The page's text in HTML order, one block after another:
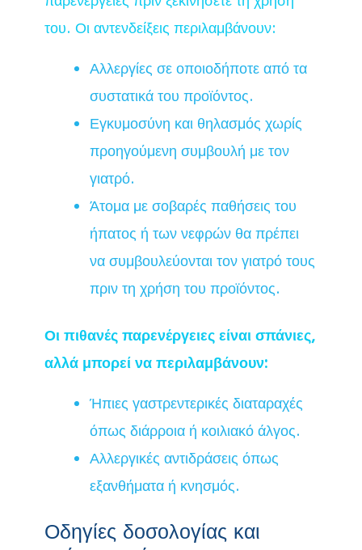
του. Οι αντενδείξεις περιλαμβάνουν:
Αλλεργίες σε οποιοδήποτε από τα
συστατικά του προϊόντος.
Εγκυμοσύνη και θηλασμός χωρίς
προηγούμενη συμβουλή με τον
γιατρό.
Άτομα με σοβαρές παθήσεις του
ήπατος ή των νεφρών θα πρέπει
να συμβουλεύονται τον γιατρό τους
πριν τη χρήση του προϊόντος.
Οι πιθανές παρενέργειες είναι σπάνιες,
αλλά μπορεί να περιλαμβάνουν:
Ήπιες γαστρεντερικές διαταραχές
όπως διάρροια ή κοιλιακό άλγος.
Αλλεργικές αντιδράσεις όπως
εξανθήματα ή κνησμός.
Οδηγίες δοσολογίας και